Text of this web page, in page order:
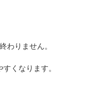
わりません。
くなります。